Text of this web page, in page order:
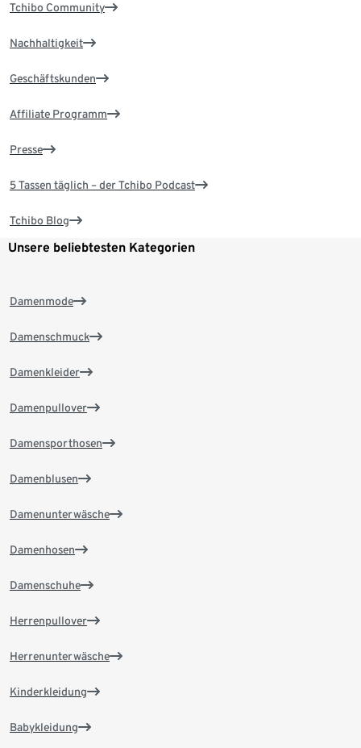
Tchibo Community
Nachhaltigkeit
Geschäftskunden
Affiliate Programm
Presse
5 Tassen täglich – der Tchibo Podcast
Tchibo Blog
Unsere beliebtesten Kategorien
Damenmode
Damenschmuck
Damenkleider
Damenpullover
Damensporthosen
Damenblusen
Damenunterwäsche
Damenhosen
Damenschuhe
Herrenpullover
Herrenunterwäsche
Kinderkleidung
Babykleidung